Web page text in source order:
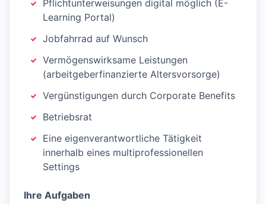
Pflichtunterweisungen digital möglich (E-
Learning Portal)
Jobfahrrad auf Wunsch
Vermögenswirksame Leistungen
(arbeitgeberfinanzierte Altersvorsorge)
Vergünstigungen durch Corporate Benefits
Betriebsrat
Eine eigenverantwortliche Tätigkeit
innerhalb eines multiprofessionellen
Settings
Ihre Aufgaben